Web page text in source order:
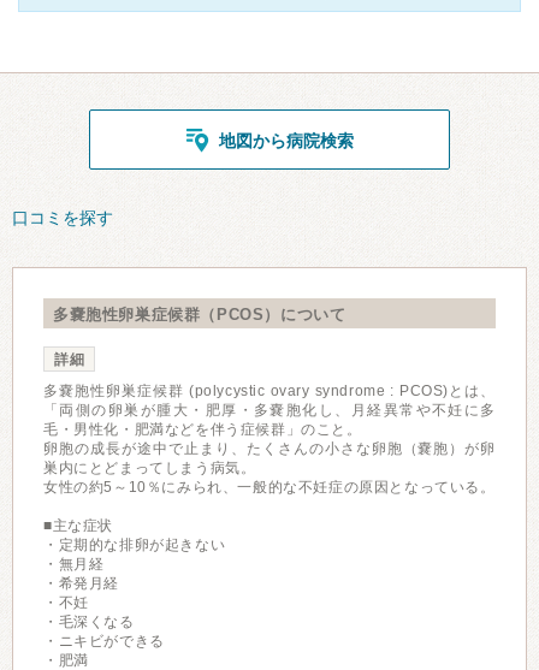
地図から病院検索
口コミを探す
多嚢胞性卵巣症候群（PCOS）について
詳細
多嚢胞性卵巣症候群 (polycystic ovary syndrome : PCOS)とは、
「両側の卵巣が腫大・肥厚・多嚢胞化し、月経異常や不妊に多
毛・男性化・肥満などを伴う症候群」のこと。
卵胞の成⻑が途中で止まり、たくさんの⼩さな卵胞（嚢胞）が卵
巣内にとどまってしまう病気。
女性の約5～10％にみられ、一般的な不妊症の原因となっている。
■主な症状
・定期的な排卵が起きない
・無月経
・希発月経
・不妊
・毛深くなる
・ニキビができる
・肥満